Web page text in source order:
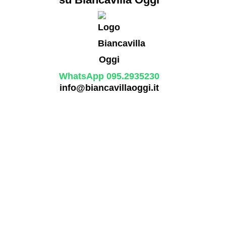
WhatsApp 095.2935230
info@biancavillaoggi.it